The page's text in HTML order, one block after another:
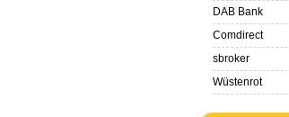
DAB Bank
Comdirect
sbroker
Wüstenrot